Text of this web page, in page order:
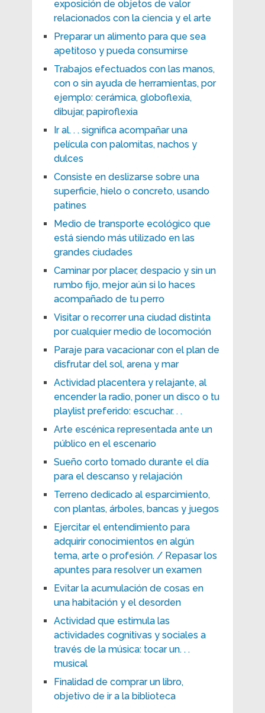
exposición de objetos de valor
relacionados con la ciencia y el arte
Preparar un alimento para que sea
apetitoso y pueda consumirse
Trabajos efectuados con las manos,
con o sin ayuda de herramientas, por
ejemplo: cerámica, globoflexia,
dibujar, papiroflexia
Ir al. . . significa acompañar una
película con palomitas, nachos y
dulces
Consiste en deslizarse sobre una
superficie, hielo o concreto, usando
patines
Medio de transporte ecológico que
está siendo más utilizado en las
grandes ciudades
Caminar por placer, despacio y sin un
rumbo fijo, mejor aún si lo haces
acompañado de tu perro
Visitar o recorrer una ciudad distinta
por cualquier medio de locomoción
Paraje para vacacionar con el plan de
disfrutar del sol, arena y mar
Actividad placentera y relajante, al
encender la radio, poner un disco o tu
playlist preferido: escuchar. . .
Arte escénica representada ante un
público en el escenario
Sueño corto tomado durante el día
para el descanso y relajación
Terreno dedicado al esparcimiento,
con plantas, árboles, bancas y juegos
Ejercitar el entendimiento para
adquirir conocimientos en algún
tema, arte o profesión. / Repasar los
apuntes para resolver un examen
Evitar la acumulación de cosas en
una habitación y el desorden
Actividad que estimula las
actividades cognitivas y sociales a
través de la música: tocar un. . .
musical
Finalidad de comprar un libro,
objetivo de ir a la biblioteca